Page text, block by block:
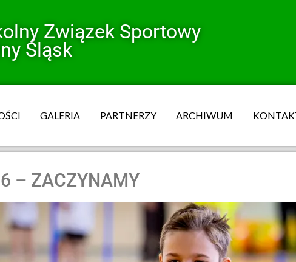
Związek Sportowy
Śląsk
GALERIA PARTNERZY ARCHIWUM
– ZACZYNAMY